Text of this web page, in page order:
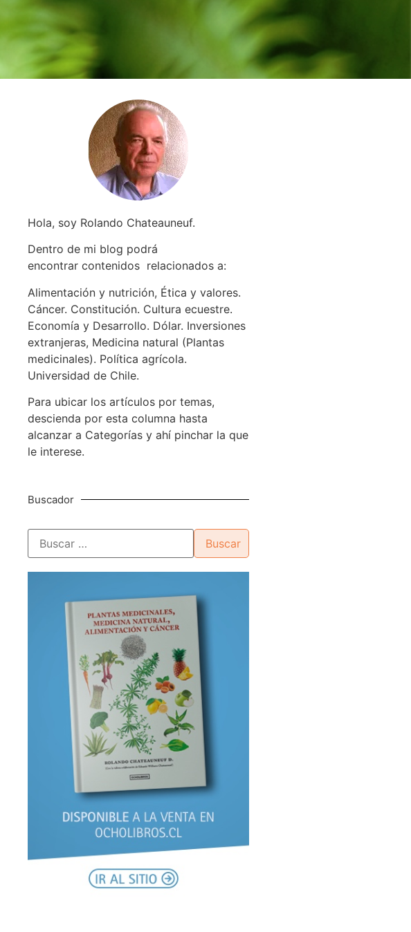
Hola, soy Rolando Chateauneuf.
Dentro de mi blog podrá
encontrar contenidos relacionados a:
Alimentación y nutrición, Ética y valores.
Cáncer. Constitución. Cultura ecuestre.
Economía y Desarrollo. Dólar. Inversiones
extranjeras, Medicina natural (Plantas
medicinales). Política agrícola.
Universidad de Chile.
Para ubicar los artículos por temas,
descienda por esta columna hasta
alcanzar a Categorías y ahí pinchar la que
le interese.
Buscador